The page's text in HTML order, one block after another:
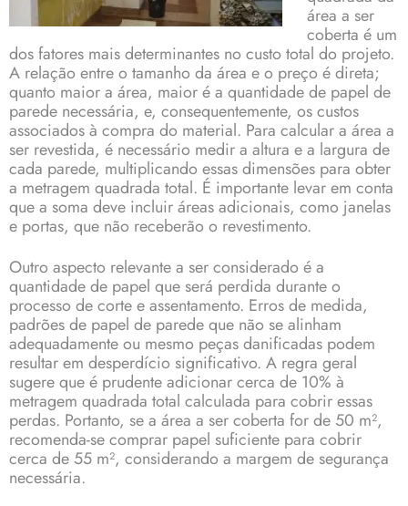
área a ser
coberta é um
dos fatores mais determinantes no custo total do projeto.
A relação entre o tamanho da área e o preço é direta;
quanto maior a área, maior é a quantidade de papel de
parede necessária, e, consequentemente, os custos
associados à compra do material. Para calcular a área a
ser revestida, é necessário medir a altura e a largura de
cada parede, multiplicando essas dimensões para obter
a metragem quadrada total. É importante levar em conta
que a soma deve incluir áreas adicionais, como janelas
e portas, que não receberão o revestimento.
Outro aspecto relevante a ser considerado é a
quantidade de papel que será perdida durante o
processo de corte e assentamento. Erros de medida,
padrões de papel de parede que não se alinham
adequadamente ou mesmo peças danificadas podem
resultar em desperdício significativo. A regra geral
sugere que é prudente adicionar cerca de 10% à
metragem quadrada total calculada para cobrir essas
perdas. Portanto, se a área a ser coberta for de 50 m²,
recomenda-se comprar papel suficiente para cobrir
cerca de 55 m², considerando a margem de segurança
necessária.